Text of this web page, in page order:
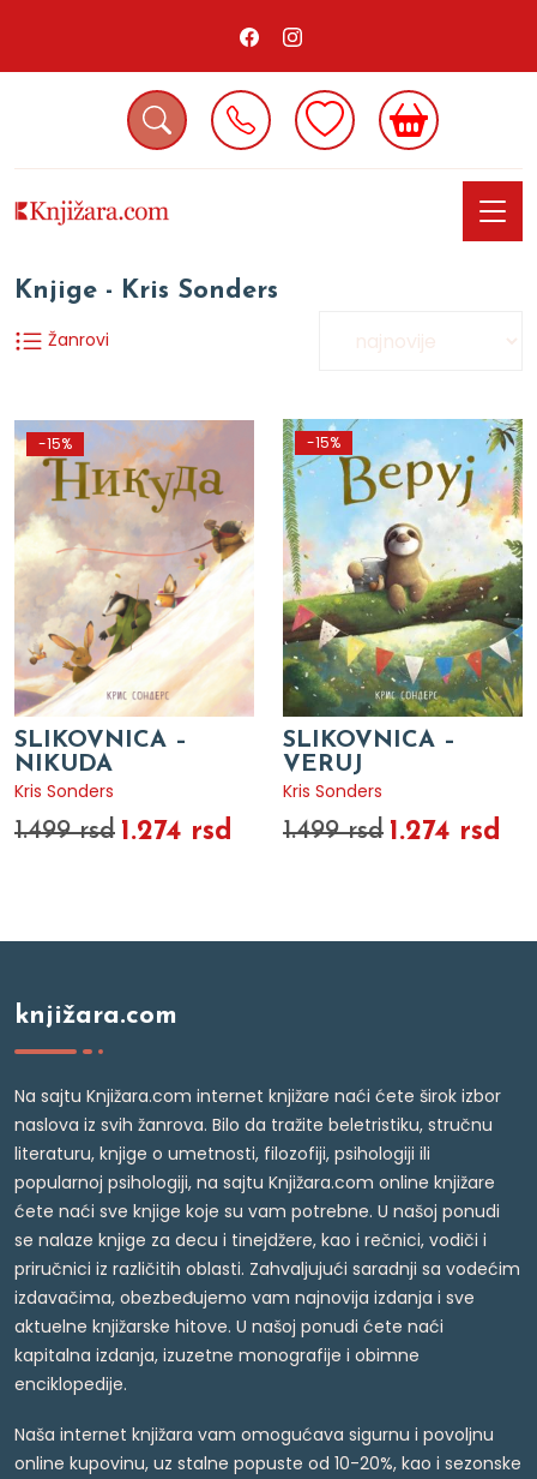
Knjige - Kris Sonders
Žanrovi
-15%
SLIKOVNICA –
NIKUDA
Kris Sonders
1.499 rsd 1.274 rsd
-15%
SLIKOVNICA –
VERUJ
Kris Sonders
1.499 rsd 1.274 rsd
knjižara.com
Na sajtu Knjižara.com internet knjižare naći ćete širok izbor
naslova iz svih žanrova. Bilo da tražite beletristiku, stručnu
literaturu, knjige o umetnosti, filozofiji, psihologiji ili
popularnoj psihologiji, na sajtu Knjižara.com online knjižare
ćete naći sve knjige koje su vam potrebne. U našoj ponudi
se nalaze knjige za decu i tinejdžere, kao i rečnici, vodiči i
priručnici iz različitih oblasti. Zahvaljujući saradnji sa vodećim
izdavačima, obezbeđujemo vam najnovija izdanja i sve
aktuelne knjižarske hitove. U našoj ponudi ćete naći
kapitalna izdanja, izuzetne monografije i obimne
enciklopedije.
Naša internet knjižara vam omogućava sigurnu i povoljnu
online kupovinu, uz stalne popuste od 10-20%, kao i sezonske